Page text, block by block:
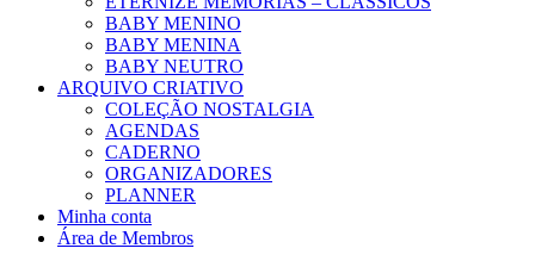
BABY MENINO
BABY MENINA
BABY NEUTRO
ARQUIVO CRIATIVO
COLEÇÃO NOSTALGIA
AGENDAS
CADERNO
ORGANIZADORES
PLANNER
Minha conta
Área de Membros